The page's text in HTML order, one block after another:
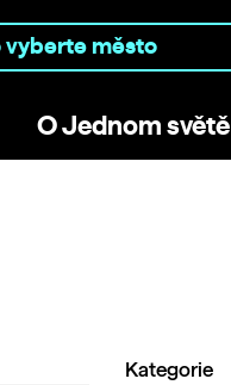
O Jednom světě
Kategorie